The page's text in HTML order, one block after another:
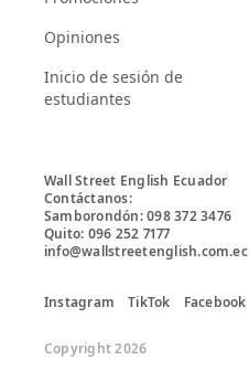
Opiniones
Inicio de sesión de
estudiantes
Wall Street English Ecuador
Contáctanos:
Samborondón: 098 372 3476
Quito: 096 252 7177
info@wallstreetenglish.com.ec
Instagram TikTok Facebook
Copyright 2026